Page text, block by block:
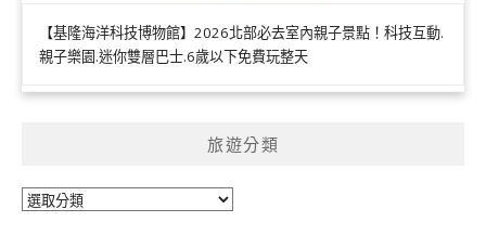
【基隆海洋科技博物館】2026北部必去室內親子景點！科技互動.
親子樂園.迷你雙層巴士.6歲以下免費玩整天
旅遊分類
旅